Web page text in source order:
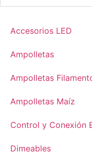
Accesorios LED
Ampolletas
Ampolletas
Ampolletas Maíz
Control y Conexión
Dimeables